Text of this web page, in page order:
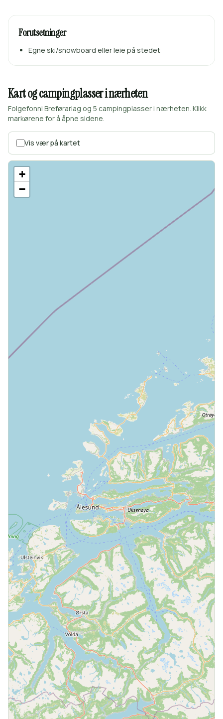
Forutsetninger
Egne ski/snowboard eller leie på stedet
Kart og campingplasser i nærheten
Folgefonni Breførarlag og 5 campingplasser i nærheten. Klikk
markørene for å åpne sidene.
Vis vær på kartet
+
−